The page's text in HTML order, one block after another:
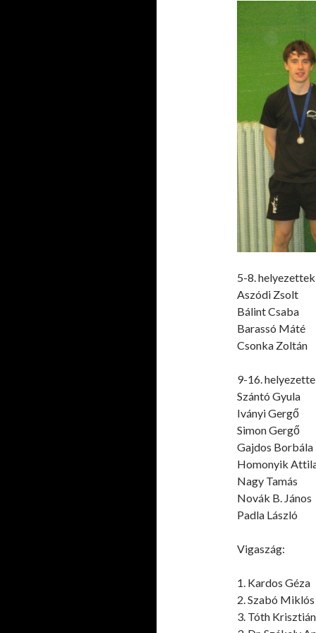
5-8.
Aszódi Zsolt
Bálint Csaba
Barassó Máté
Csonka Zoltán
9-16.
Szántó Gyula
Iványi Gergő
Simon Gergő
Gajdos Borbála
Homonyik
Nagy Tamás
Novák B. János
Padla László
Vigaszág:
1. Kardos Géza
2. Szabó Miklós
3. Tóth Krisztián